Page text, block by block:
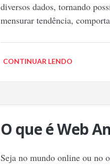
diversos dados, tornando
mensurar tendência,
CONTINUAR LENDO
O que é Web
Seja no mundo online ou no